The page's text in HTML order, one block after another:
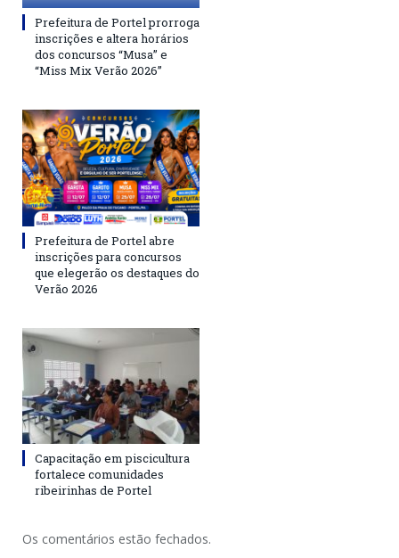
Prefeitura de Portel prorroga
inscrições e altera horários
dos concursos “Musa” e
“Miss Mix Verão 2026”
Prefeitura de Portel abre
inscrições para concursos
que elegerão os destaques do
Verão 2026
Capacitação em piscicultura
fortalece comunidades
ribeirinhas de Portel
Os comentários estão fechados.